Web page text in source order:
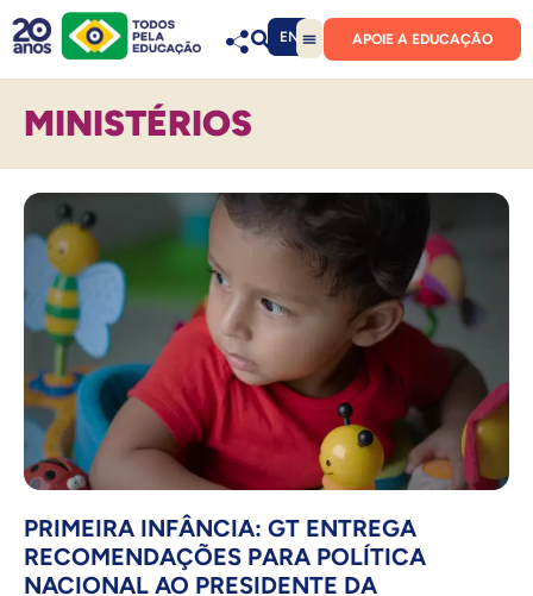
EN APOIE A EDUCAÇÃO
MINISTÉRIOS
PRIMEIRA INFÂNCIA: GT ENTREGA
RECOMENDAÇÕES PARA POLÍTICA
NACIONAL AO PRESIDENTE DA